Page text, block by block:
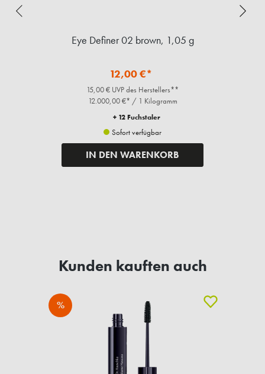
Eye Definer 02 brown, 1,05 g
12,00 €*
15,00 € UVP des Herstellers**
12.000,00 €* / 1 Kilogramm
+ 12 Fuchstaler
Sofort verfügbar
IN DEN WARENKORB
Kunden kauften auch
%